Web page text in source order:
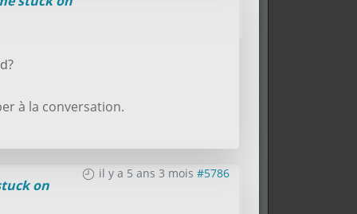
à la conversation.
il y a 5 ans 3 mois #5786
on